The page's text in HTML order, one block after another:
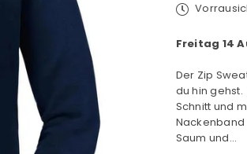
Freitag 14
Der Zip
du hin
Schnitt und
Saum und...